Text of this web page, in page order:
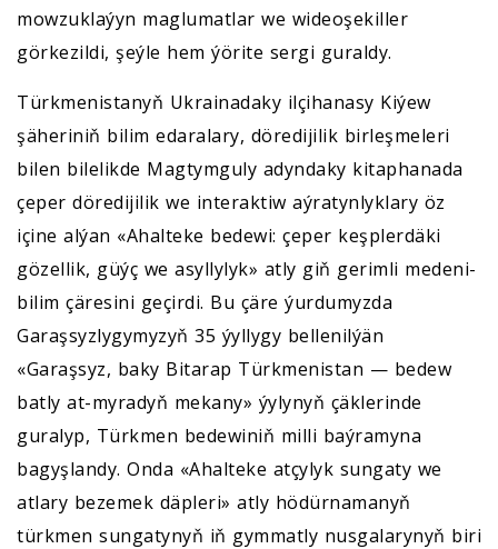
mowzuklaýyn maglumatlar we wideoşekiller
görkezildi, şeýle hem ýörite sergi guraldy.
Türkmenistanyň Ukrainadaky ilçihanasy Kiýew
şäheriniň bilim edaralary, döredijilik birleşmeleri
bilen bilelikde Magtymguly adyndaky kitaphanada
çeper döredijilik we interaktiw aýratynlyklary öz
içine alýan «Ahalteke bedewi: çeper keşplerdäki
gözellik, güýç we asyllylyk» atly giň gerimli medeni-
bilim çäresini geçirdi. Bu çäre ýurdumyzda
Garaşsyzlygymyzyň 35 ýyllygy bellenilýän
«Garaşsyz, baky Bitarap Türkmenistan — bedew
batly at-myradyň mekany» ýylynyň çäklerinde
guralyp, Türkmen bedewiniň milli baýramyna
bagyşlandy. Onda «Ahalteke atçylyk sungaty we
atlary bezemek däpleri» atly hödürnamanyň
türkmen sungatynyň iň gymmatly nusgalarynyň biri